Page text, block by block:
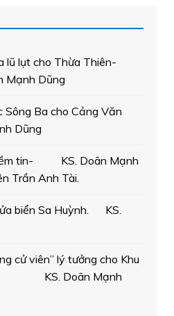
lũ lụt cho Thừa Thiên-
Dũng
Sông Ba cho Cảng Văn
Dũng
tin- KS. Doãn Mạnh
Trần Anh Tài.
biển Sa Huỳnh. KS.
cử viên” lý tưởng cho Khu
KS. Doãn Mạnh